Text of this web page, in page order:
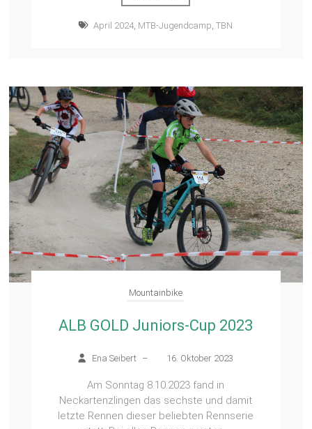
April 2024, MTB-Jugendcamp TBN
Mountainbike
ALB GOLD Juniors-Cup 2023
Ena Seibert – 16. Oktober 2023
Am Sonntag 8.10.2023 fand in
Neckartenzlingen das sechste und damit
letzte Rennen dieser beliebten Rennserie